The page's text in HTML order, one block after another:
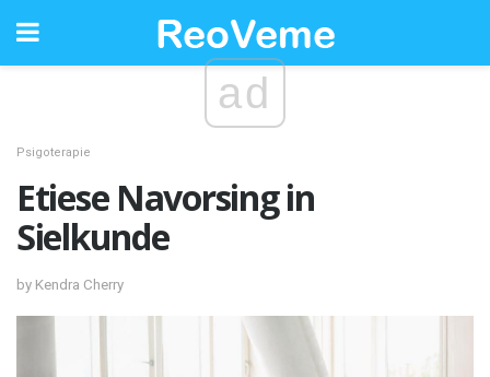
ad
Psigoterapie
Etiese Navorsing in
Sielkunde
by Kendra Cherry